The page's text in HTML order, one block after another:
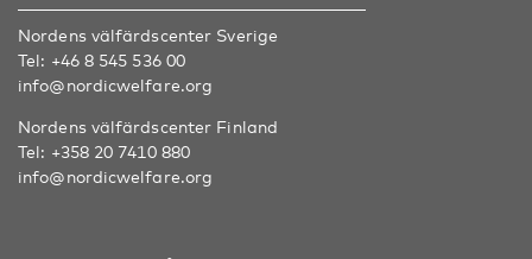
Nordens välfärdscenter Sverige
Tel: +46 8 545 536 00
info@nordicwelfare.org
Nordens välfärdscenter Finland
Tel: +358 20 7410 880
info@nordicwelfare.org